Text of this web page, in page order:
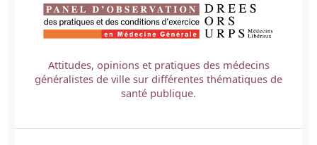
Attitudes, opinions et pratiques des médecins
généralistes de ville sur différentes thématiques de
santé publique.